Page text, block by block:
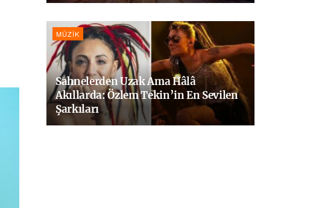
MÜZIK
Sahnelerden Uzak Ama Hâlâ
Akıllarda: Özlem Tekin’in En Sevilen
Şarkıları